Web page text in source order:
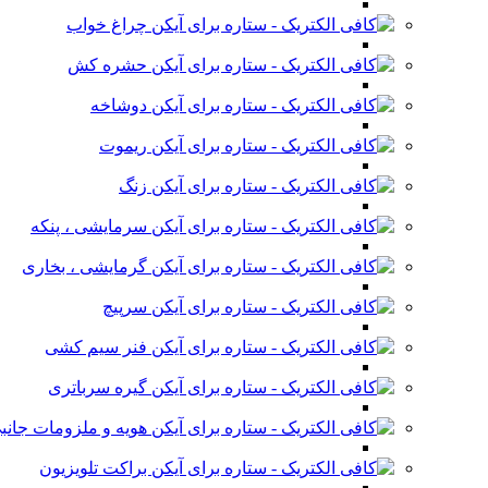
چراغ خواب
حشره کش
دوشاخه
ریموت
زنگ
سرمایشی ، پنکه
گرمایشی ، بخاری
سرپیچ
فنر سیم کشی
گیره سرباتری
هویه و ملزومات
براکت تلویزیون